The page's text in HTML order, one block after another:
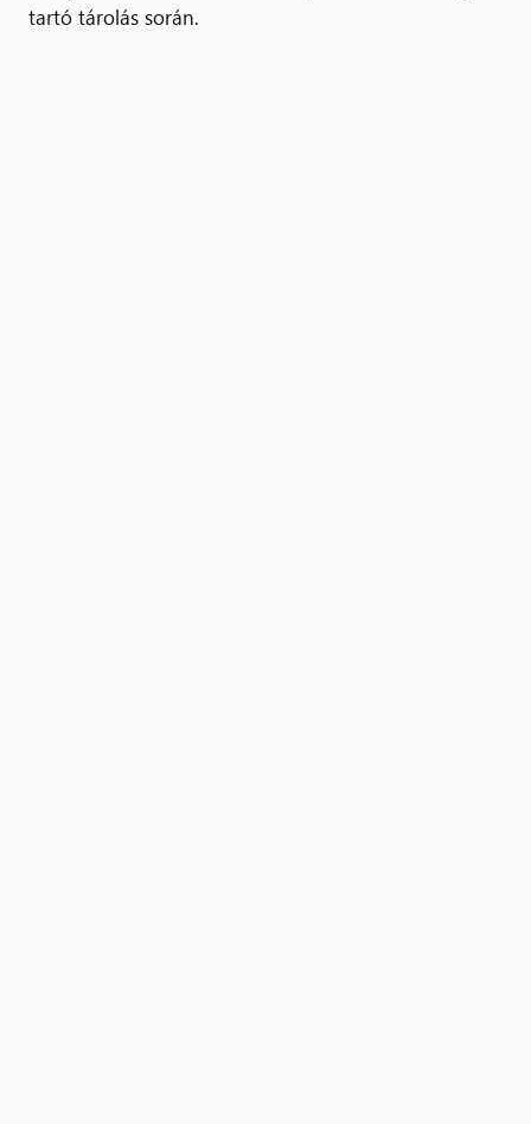
tartó tárolás során.